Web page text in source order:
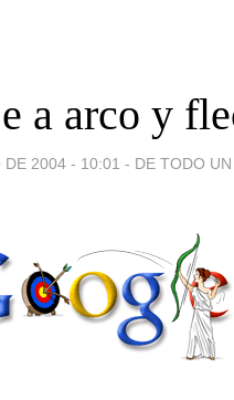
a arco y
DE 2004 - 10:01 - DE TODO